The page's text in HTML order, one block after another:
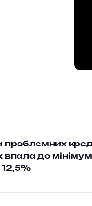
проблемних
впала до
12,5%